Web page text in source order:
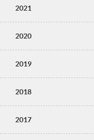
2021
2020
2019
2018
2017